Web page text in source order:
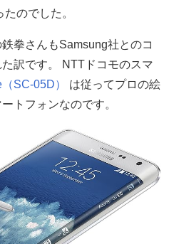
のでした。
拳さんもSamsung社とのコ
訳です。 NTTドコモのスマ
SC-05D）
は従ってプロの絵
トフォンなのです。